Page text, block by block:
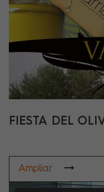
FIESTA DEL
Ampliar